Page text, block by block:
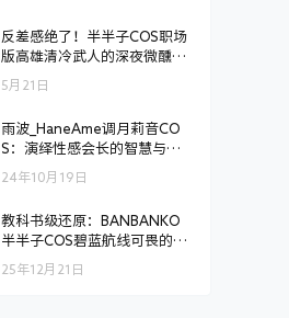
反差感绝了！半半子COS职场
版高雄清冷武人的深夜微醺释
放
5月21日
雨波_HaneAme调月莉音CO
S：演绎性感会长的智慧与美
24年10月19日
教科书级还原：BANBANKO
半半子COS碧蓝航线可畏的魅
25年12月21日